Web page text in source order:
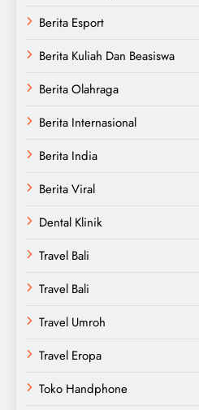
Berita Esport
Berita Kuliah Dan Beasiswa
Berita Olahraga
Berita Internasional
Berita India
Berita Viral
Dental Klinik
Travel Bali
Travel Bali
Travel Umroh
Travel Eropa
Toko Handphone